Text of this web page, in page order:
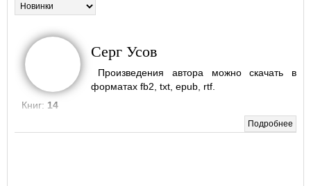
Серг Усов
Произведения автора можно скачать в
форматах fb2, txt, epub, rtf.
Книг: 14
Подробнее